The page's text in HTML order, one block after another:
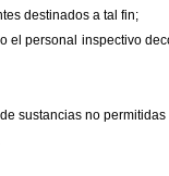
destinados a tal fin;
el personal inspectivo
sustancias no